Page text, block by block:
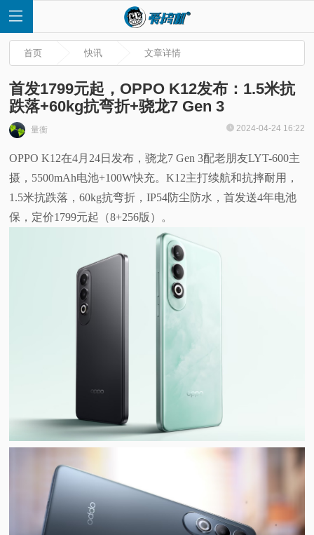
首
页
快
普
首页 快讯 文章详情
首发1799元起，OPPO K12发布：1.5米抗
跌落+60kg抗弯折+骁龙7 Gen 3
量衡 2024-04-24 16:22
OPPO K12在4月24日发布，骁龙7 Gen 3配老朋友LYT-600主
摄，5500mAh电池+100W快充。K12主打续航和抗摔耐用，
1.5米抗跌落，60kg抗弯折，IP54防尘防水，首发送4年电池
保，定价1799元起（8+256版）。